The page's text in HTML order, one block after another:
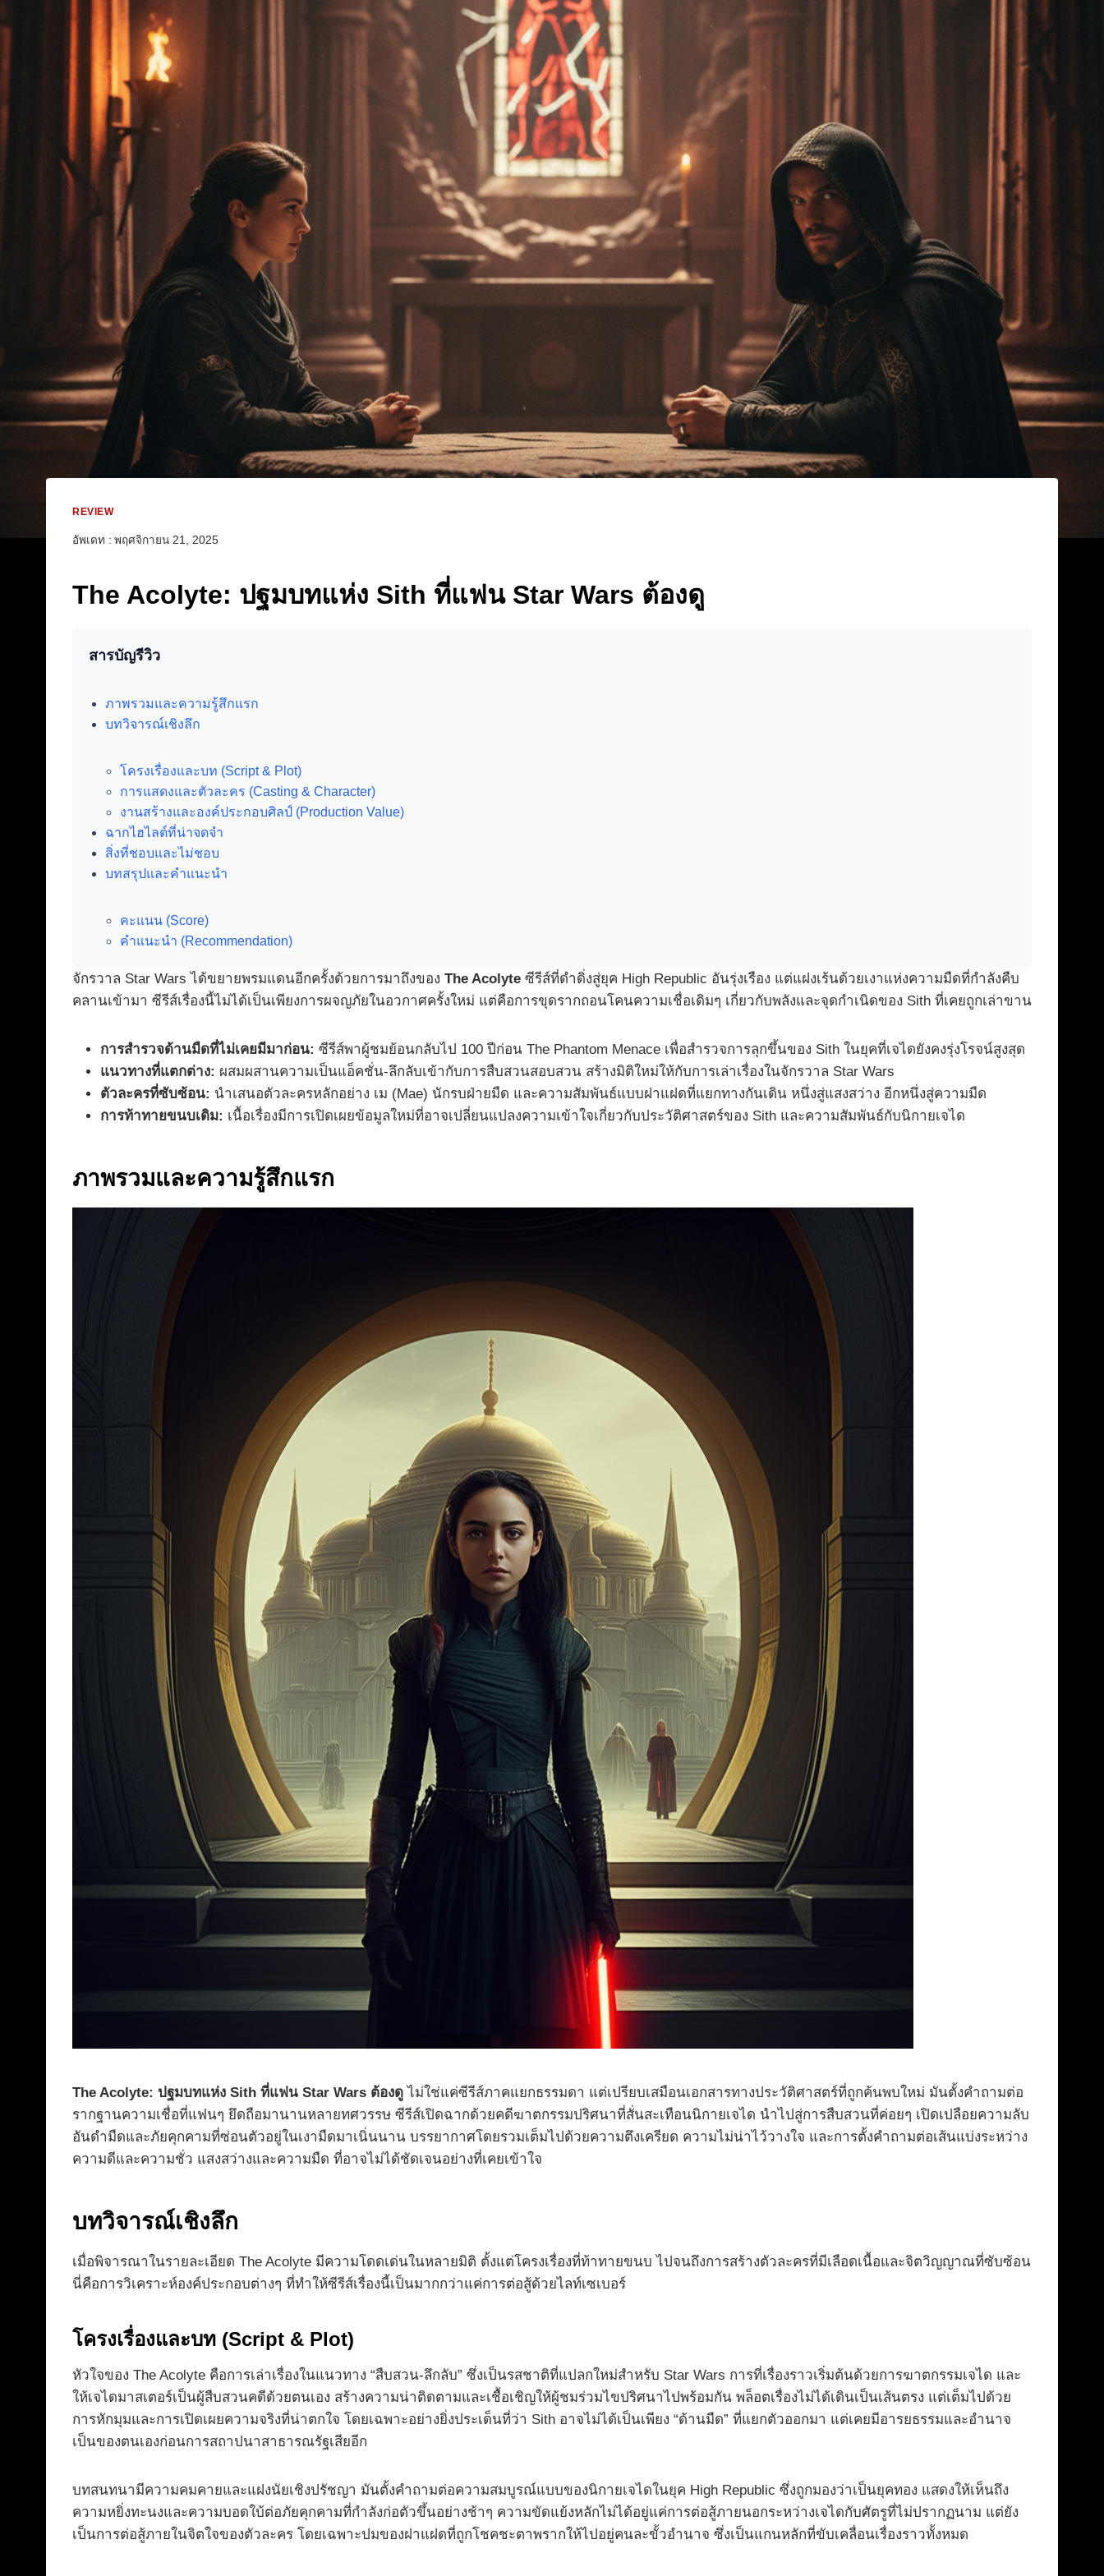
REVIEW
อัพเดท : พฤศจิกายน 21, 2025
The Acolyte: ปฐมบทแห่ง Sith ที่แฟน Star Wars ต้องดู
สารบัญรีวิว
ภาพรวมและความรู้สึกแรก
บทวิจารณ์เชิงลึก
โครงเรื่องและบท (Script & Plot)
การแสดงและตัวละคร (Casting & Character)
งานสร้างและองค์ประกอบศิลป์ (Production Value)
ฉากไฮไลต์ที่น่าจดจำ
สิ่งที่ชอบและไม่ชอบ
บทสรุปและคำแนะนำ
คะแนน (Score)
คำแนะนำ (Recommendation)
จักรวาล Star Wars ได้ขยายพรมแดนอีกครั้งด้วยการมาถึงของ The Acolyte ซีรีส์ที่ดำดิ่งสู่ยุค High Republic อันรุ่งเรือง แต่แฝงเร้นด้วยเงาแห่งความมืดที่กำลังคืบ
คลานเข้ามา ซีรีส์เรื่องนี้ไม่ได้เป็นเพียงการผจญภัยในอวกาศครั้งใหม่ แต่คือการขุดรากถอนโคนความเชื่อเดิมๆ เกี่ยวกับพลังและจุดกำเนิดของ Sith ที่เคยถูกเล่าขาน
การสำรวจด้านมืดที่ไม่เคยมีมาก่อน: ซีรีส์พาผู้ชมย้อนกลับไป 100 ปีก่อน The Phantom Menace เพื่อสำรวจการลุกขึ้นของ Sith ในยุคที่เจไดยังคงรุ่งโรจน์สูงสุด
แนวทางที่แตกต่าง: ผสมผสานความเป็นแอ็คชั่น-ลึกลับเข้ากับการสืบสวนสอบสวน สร้างมิติใหม่ให้กับการเล่าเรื่องในจักรวาล Star Wars
ตัวละครที่ซับซ้อน: นำเสนอตัวละครหลักอย่าง เม (Mae) นักรบฝ่ายมืด และความสัมพันธ์แบบฝาแฝดที่แยกทางกันเดิน หนึ่งสู่แสงสว่าง อีกหนึ่งสู่ความมืด
การท้าทายขนบเดิม: เนื้อเรื่องมีการเปิดเผยข้อมูลใหม่ที่อาจเปลี่ยนแปลงความเข้าใจเกี่ยวกับประวัติศาสตร์ของ Sith และความสัมพันธ์กับนิกายเจได
ภาพรวมและความรู้สึกแรก
The Acolyte: ปฐมบทแห่ง Sith ที่แฟน Star Wars ต้องดู ไม่ใช่แค่ซีรีส์ภาคแยกธรรมดา แต่เปรียบเสมือนเอกสารทางประวัติศาสตร์ที่ถูกค้นพบใหม่ มันตั้งคำถามต่อ
รากฐานความเชื่อที่แฟนๆ ยึดถือมานานหลายทศวรรษ ซีรีส์เปิดฉากด้วยคดีฆาตกรรมปริศนาที่สั่นสะเทือนนิกายเจได นำไปสู่การสืบสวนที่ค่อยๆ เปิดเปลือยความลับ
อันดำมืดและภัยคุกคามที่ซ่อนตัวอยู่ในเงามืดมาเนิ่นนาน บรรยากาศโดยรวมเต็มไปด้วยความตึงเครียด ความไม่น่าไว้วางใจ และการตั้งคำถามต่อเส้นแบ่งระหว่าง
ความดีและความชั่ว แสงสว่างและความมืด ที่อาจไม่ได้ชัดเจนอย่างที่เคยเข้าใจ
บทวิจารณ์เชิงลึก
เมื่อพิจารณาในรายละเอียด The Acolyte มีความโดดเด่นในหลายมิติ ตั้งแต่โครงเรื่องที่ท้าทายขนบ ไปจนถึงการสร้างตัวละครที่มีเลือดเนื้อและจิตวิญญาณที่ซับซ้อน
นี่คือการวิเคราะห์องค์ประกอบต่างๆ ที่ทำให้ซีรีส์เรื่องนี้เป็นมากกว่าแค่การต่อสู้ด้วยไลท์เซเบอร์
โครงเรื่องและบท (Script & Plot)
หัวใจของ The Acolyte คือการเล่าเรื่องในแนวทาง “สืบสวน-ลึกลับ” ซึ่งเป็นรสชาติที่แปลกใหม่สำหรับ Star Wars การที่เรื่องราวเริ่มต้นด้วยการฆาตกรรมเจได และ
ให้เจไดมาสเตอร์เป็นผู้สืบสวนคดีด้วยตนเอง สร้างความน่าติดตามและเชื้อเชิญให้ผู้ชมร่วมไขปริศนาไปพร้อมกัน พล็อตเรื่องไม่ได้เดินเป็นเส้นตรง แต่เต็มไปด้วย
การหักมุมและการเปิดเผยความจริงที่น่าตกใจ โดยเฉพาะอย่างยิ่งประเด็นที่ว่า Sith อาจไม่ได้เป็นเพียง “ด้านมืด” ที่แยกตัวออกมา แต่เคยมีอารยธรรมและอำนาจ
เป็นของตนเองก่อนการสถาปนาสาธารณรัฐเสียอีก
บทสนทนามีความคมคายและแฝงนัยเชิงปรัชญา มันตั้งคำถามต่อความสมบูรณ์แบบของนิกายเจไดในยุค High Republic ซึ่งถูกมองว่าเป็นยุคทอง แสดงให้เห็นถึง
ความหยิ่งทะนงและความบอดใบ้ต่อภัยคุกคามที่กำลังก่อตัวขึ้นอย่างช้าๆ ความขัดแย้งหลักไม่ได้อยู่แค่การต่อสู้ภายนอกระหว่างเจไดกับศัตรูที่ไม่ปรากฏนาม แต่ยัง
เป็นการต่อสู้ภายในจิตใจของตัวละคร โดยเฉพาะปมของฝาแฝดที่ถูกโชคชะตาพรากให้ไปอยู่คนละขั้วอำนาจ ซึ่งเป็นแกนหลักที่ขับเคลื่อนเรื่องราวทั้งหมด